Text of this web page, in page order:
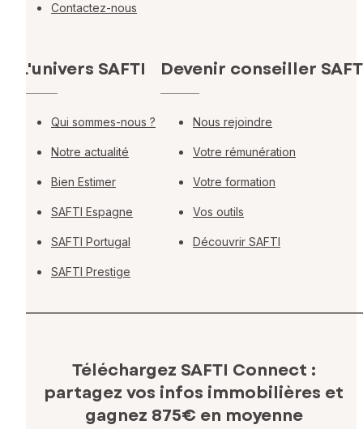
Contactez-nous
L'univers SAFTI
Qui sommes-nous ?
Notre actualité
Bien Estimer
SAFTI Espagne
SAFTI Portugal
SAFTI Prestige
Devenir conseiller
Nous rejoindre
Votre rémunération
Votre formation
Vos outils
Découvrir SAFTI
Téléchargez SAFTI Connect :
partagez vos infos immobilières et
gagnez 875€ en moyenne